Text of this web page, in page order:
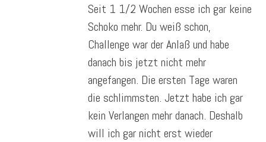
Seit 1 1/2 Wochen esse ich gar keine
Schoko mehr. Du weiß schon,
Challenge war der Anlaß und habe
danach bis jetzt nicht mehr
angefangen. Die ersten Tage waren
die schlimmsten. Jetzt habe ich gar
kein Verlangen mehr danach. Deshalb
will ich gar nicht erst wieder